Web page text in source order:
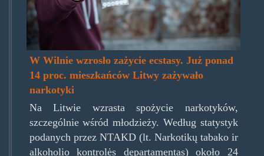
W Wilnie wzrosło zażycie ecstasy. Już ponad
14 proc. mieszkańców Litwy zażywało
narkotyki
Na Litwie wzrasta spożycie narkotyków,
szczególnie wśród młodzieży. Według statystyk
podanych przez NTAKD (lt. Narkotikų tabako ir
alkoholio kontrolės departamentas) około 24